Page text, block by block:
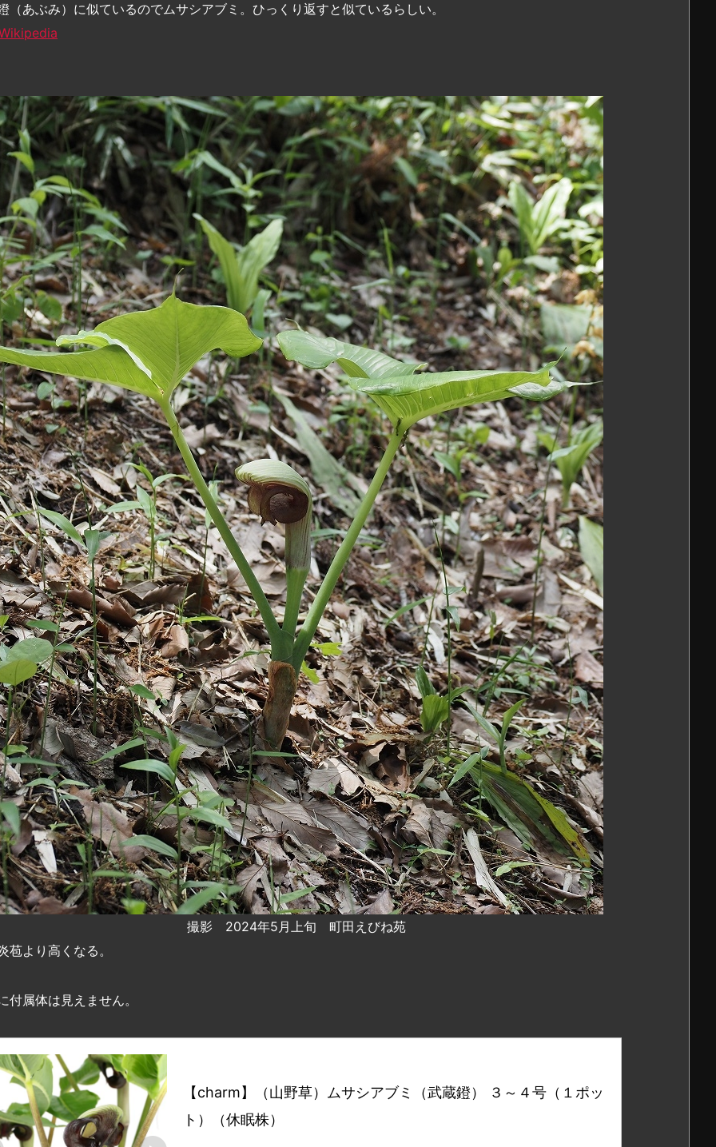
（あぶみ）に似ているのでムサシアブミ。ひっくり返すと似ているらしい。
撮影 2024年5月上旬 町田えびね苑
苞より高くなる。
付属体は見えません。
【charm】（山野草）ムサシアブミ（武蔵鐙） ３～４号（１ポッ
ト）（休眠株）